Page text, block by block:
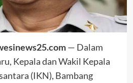
— Dalam
Kepala dan Wakil Kepala
(IKN), Bambang